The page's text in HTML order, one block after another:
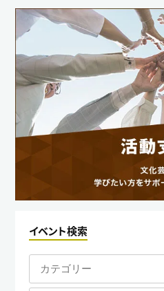
イベント検索